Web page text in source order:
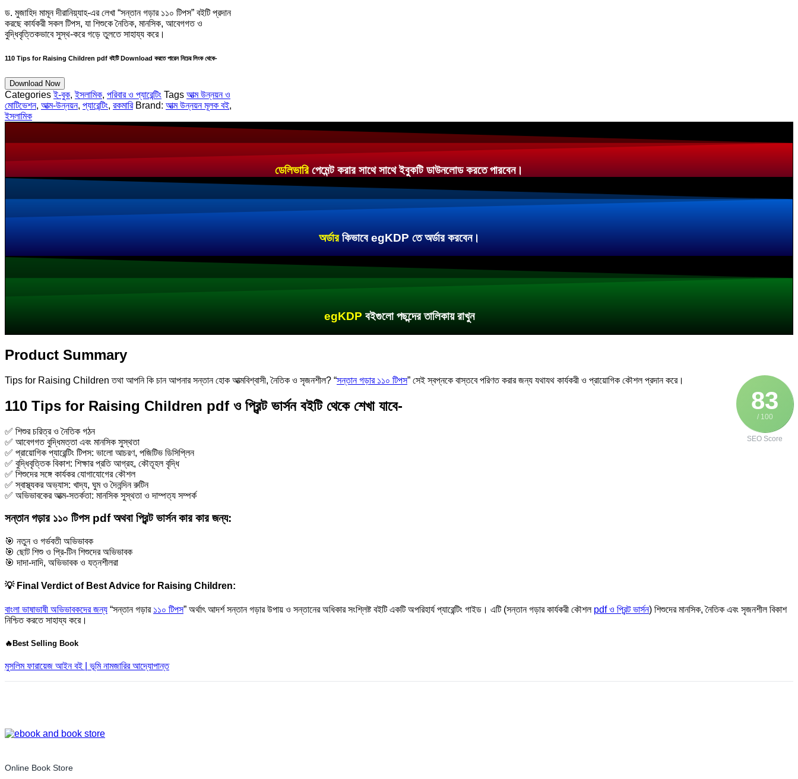
ড. মুজাহিদ মামূন দীরানিয়্যাহ-এর লেখা “সন্তান গড়ার ১১০ টিপস” বইটি প্রদান
করছে কার্যকরী সকল টিপস, যা শিশুকে নৈতিক, মানসিক, আবেগগত ও
বুদ্ধিবৃত্তিকভাবে সুস্থ-করে গড়ে তুলতে সাহায্য করে।
110 Tips for Raising Children pdf বইটি Download করতে পারেন নিচের লিংক থেকে-
Download Now
Categories ই-বুক,ইসলামিক, পরিবার ও প্যারেন্টিং Tags আত্ম উন্নয়ন ও
মোটিভেশন, আত্ম-উন্নয়ন, প্যারেন্টিং, রকমারি Brand: আত্ম উন্নয়ন মূলক বই,
ইসলামিক
ডেলিভারি পেমেন্ট করার সাথে সাথে ইবুকটি ডাউনলোড করতে পারবেন।
অর্ডার কিভাবে egKDP তে অর্ডার করবেন।
egKDP বইগুলো পছন্দের তালিকায় রাখুন
Product Summary
83
/ 100
SEO Score
Tips for Raising Children তথা আপনি কি চান আপনার সন্তান হোক আত্মবিশ্বাসী, নৈতিক ও সৃজনশীল? “সন্তান গড়ার ১১০ টিপস” সেই স্বপ্নকে বাস্তবে পরিণত করার জন্য যথাযথ কার্যকরী ও প্রায়োগিক কৌশল প্রদান করে।
110 Tips for Raising Children pdf ও প্রিন্ট ভার্সন বইটি থেকে শেখা যাবে-
✅ শিশুর চরিত্র ও নৈতিক গঠন
✅ আবেগগত বুদ্ধিমত্তা এবং মানসিক সুস্থতা
✅ প্রায়োগিক প্যারেন্টিং টিপস: ভালো আচরণ, পজিটিভ ডিসিপ্লিন
✅ বুদ্ধিবৃত্তিক বিকাশ: শিক্ষার প্রতি আগ্রহ, কৌতূহল বৃদ্ধি
✅ শিশুদের সঙ্গে কার্যকর যোগাযোগের কৌশল
✅ স্বাস্থ্যকর অভ্যাস: খাদ্য, ঘুম ও দৈনন্দিন রুটিন
✅ অভিভাবকের আত্ম-সতর্কতা: মানসিক সুস্থতা ও দাম্পত্য সম্পর্ক
সন্তান গড়ার ১১০ টিপস pdf অথবা প্রিন্ট ভার্সন কার কার জন্য:
🎯 নতুন ও গর্ভবতী অভিভাবক
🎯 ছোট শিশু ও প্রি-টিন শিশুদের অভিভাবক
🎯 দাদা-দাদি, অভিভাবক ও যত্নশীলরা
💡 Final Verdict of Best Advice for Raising Children:
বাংলা ভাষাভাষী অভিভাবকদের জন্য “সন্তান গড়ার ১১০ টিপস” অর্থাৎ আদর্শ সন্তান গড়ার উপায় ও সন্তানের অধিকার সংশ্লিষ্ট বইটি একটি অপরিহার্য প্যারেন্টিং গাইড। এটি (সন্তান গড়ার কার্যকরী কৌশল pdf ও প্রিন্ট ভার্সন) শিশুদের মানসিক, নৈতিক এবং সৃজনশীল বিকাশ
নিশ্চিত করতে সাহায্য করে।
🔥Best Selling Book
মুসলিম ফারায়েজ আইন বই | ভূমি নামজারির আদ্যোপান্ত
Online Book Store